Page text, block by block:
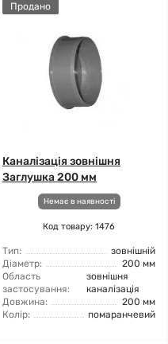
Продано
Каналізація зовнішня
Заглушка 200 мм
Немає в наявності
Код товару: 1476
Тип:
зовнішній
Діаметр:
200 мм
Область
застосування:
зовнішня
каналізація
Довжина:
200 мм
Колір:
помаранчевий